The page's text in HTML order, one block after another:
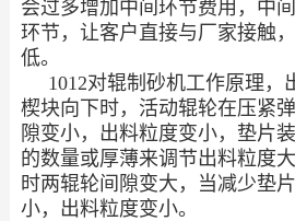
会过多增加中间环节费用，中
环节，让客户直接与厂家接触
低。
1012对辊制砂机工作原理，
楔块向下时，活动辊轮在压紧
隙变小，出料粒度变小，垫片
的数量或厚薄来调节出料粒度
时两辊轮间隙变大，当减少垫
小，出料粒度变小。